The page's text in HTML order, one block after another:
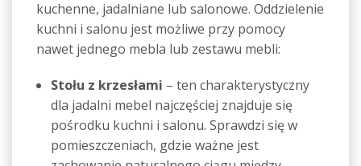
kuchenne, jadalniane lub salonowe. Oddzielenie
kuchni i salonu jest możliwe przy pomocy
nawet jednego mebla lub zestawu mebli:
Stołu z krzesłami – ten charakterystyczny
dla jadalni mebel najczęściej znajduje się
pośrodku kuchni i salonu. Sprawdzi się w
pomieszczeniach, gdzie ważne jest